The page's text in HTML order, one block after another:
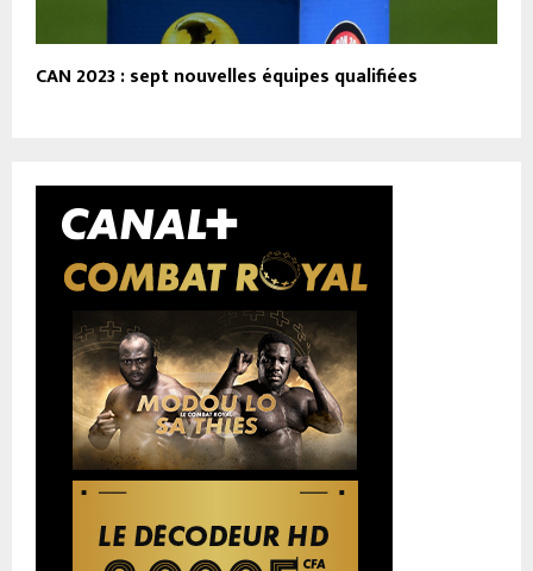
CAN 2023 : sept nouvelles équipes qualifiées